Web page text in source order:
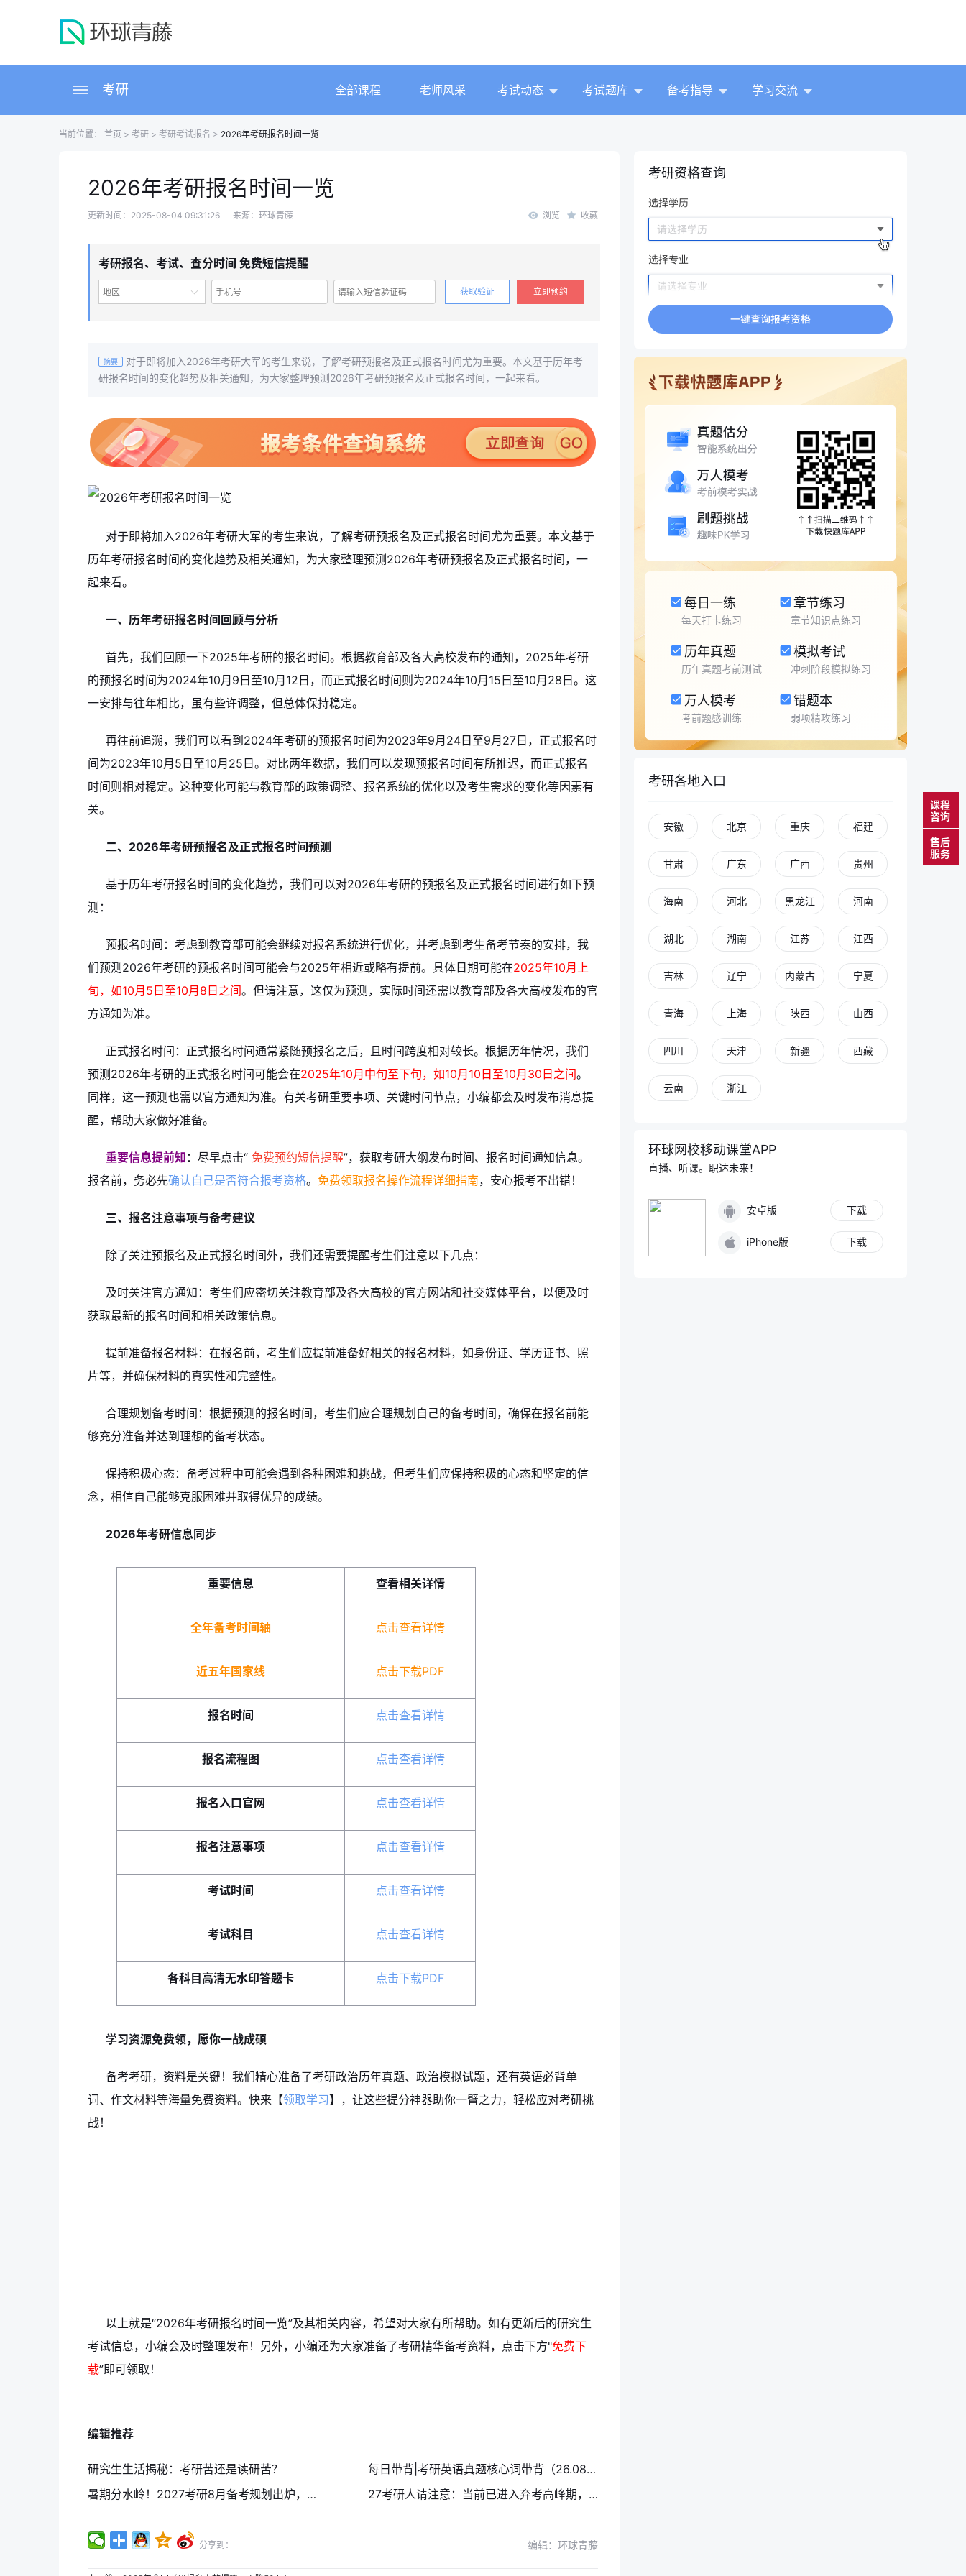
考研 全部课程 老师风采 考试动态 考试题库 备考指导 学习交流
当前位置： 首页 > 考研 > 考研考试报名 > 2026年考研报名时间一览
2026年考研报名时间一览
更新时间：2025-08-04 09:31:26 来源：环球青藤 浏览 收藏
考研报名、考试、查分时间 免费短信提醒
地区 获取验证 立即预约
摘要
对于即将加入2026年考研大军的考生来说，了解考研预报名及正式报名时间尤为重要。本文基于历年考
研报名时间的变化趋势及相关通知，为大家整理预测2026年考研预报名及正式报名时间，一起来看。
对于即将加入2026年考研大军的考生来说，了解考研预报名及正式报名时间尤为重要。本文基于
历年考研报名时间的变化趋势及相关通知，为大家整理预测2026年考研预报名及正式报名时间，一
起来看。
一、历年考研报名时间回顾与分析
首先，我们回顾一下2025年考研的报名时间。根据教育部及各大高校发布的通知，2025年考研
的预报名时间为2024年10月9日至10月12日，而正式报名时间则为2024年10月15日至10月28日。这
一安排与往年相比，虽有些许调整，但总体保持稳定。
再往前追溯，我们可以看到2024年考研的预报名时间为2023年9月24日至9月27日，正式报名时
间为2023年10月5日至10月25日。对比两年数据，我们可以发现预报名时间有所推迟，而正式报名
时间则相对稳定。这种变化可能与教育部的政策调整、报名系统的优化以及考生需求的变化等因素有
关。
二、2026年考研预报名及正式报名时间预测
基于历年考研报名时间的变化趋势，我们可以对2026年考研的预报名及正式报名时间进行如下预
测：
预报名时间：考虑到教育部可能会继续对报名系统进行优化，并考虑到考生备考节奏的安排，我
们预测2026年考研的预报名时间可能会与2025年相近或略有提前。具体日期可能在2025年10月上
旬，如10月5日至10月8日之间。但请注意，这仅为预测，实际时间还需以教育部及各大高校发布的官
方通知为准。
正式报名时间：正式报名时间通常紧随预报名之后，且时间跨度相对较长。根据历年情况，我们
预测2026年考研的正式报名时间可能会在2025年10月中旬至下旬，如10月10日至10月30日之间。
同样，这一预测也需以官方通知为准。有关考研重要事项、关键时间节点，小编都会及时发布消息提
醒，帮助大家做好准备。
重要信息提前知 ：尽早点击“ 免费预约短信提醒”，获取考研大纲发布时间、报名时间通知信息。
报名前，务必先确认自己是否符合报考资格。 免费领取报名操作流程详细指南，安心报考不出错！
三、报名注意事项与备考建议
除了关注预报名及正式报名时间外，我们还需要提醒考生们注意以下几点：
及时关注官方通知：考生们应密切关注教育部及各大高校的官方网站和社交媒体平台，以便及时
获取最新的报名时间和相关政策信息。
提前准备报名材料：在报名前，考生们应提前准备好相关的报名材料，如身份证、学历证书、照
片等，并确保材料的真实性和完整性。
合理规划备考时间：根据预测的报名时间，考生们应合理规划自己的备考时间，确保在报名前能
够充分准备并达到理想的备考状态。
保持积极心态：备考过程中可能会遇到各种困难和挑战，但考生们应保持积极的心态和坚定的信
念，相信自己能够克服困难并取得优异的成绩。
2026年考研信息同步
重要信息 查看相关详情
全年备考时间轴 点击查看详情
近五年国家线 点击下载PDF
报名时间 点击查看详情
报名流程图 点击查看详情
报名入口官网 点击查看详情
报名注意事项 点击查看详情
考试时间 点击查看详情
考试科目 点击查看详情
各科目高清无水印答题卡 点击下载PDF
学习资源免费领，愿你一战成硕
备考考研，资料是关键！我们精心准备了考研政治历年真题、政治模拟试题，还有英语必背单
词、作文材料等海量免费资料。快来【领取学习】，让这些提分神器助你一臂之力，轻松应对考研挑
战！
以上就是“2026年考研报名时间一览”及其相关内容，希望对大家有所帮助。如有更新后的研究生
考试信息，小编会及时整理发布！另外，小编还为大家准备了考研精华备考资料，点击下方"免费下
载”即可领取！
编辑推荐
研究生生活揭秘：考研苦还是读研苦？
每日带背|考研英语真题核心词带背（26.08.08）
暑期分水岭！2027考研8月备考规划出炉，直接拉开和对手的差距
27考研人请注意：当前已进入弃考高峰期，坚持到底就赢了一半
分享到： 编辑：环球青藤
考研资格查询
每日一练
每天打卡练习
章节练习
章节知识点练习
历年真题
历年真题考前测试
模拟考试
冲刺阶段模拟练习
万人模考
考前题感训练
错题本
弱项精攻练习
考研各地入口
安徽 北京 重庆 福建
甘肃 广东 广西 贵州
海南 河北 黑龙江 河南
湖北 湖南 江苏 江西
吉林 辽宁 内蒙古 宁夏
青海 上海 陕西 山西
四川 天津 新疆 西藏
云南 浙江
环球网校移动课堂APP
直播、听课。职达未来！
安卓版 下载
iPhone版 下载
课程
咨询
售后
服务